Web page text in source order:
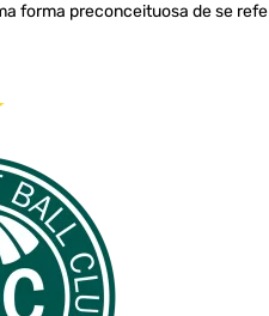
forma preconceituosa de se